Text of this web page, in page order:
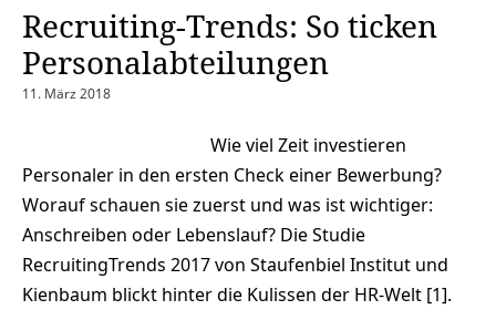
Recruiting-Trends: So ticken
Personalabteilungen
11. März 2018
Wie viel Zeit investieren
Personaler in den ersten Check einer Bewerbung?
Worauf schauen sie zuerst und was ist wichtiger:
Anschreiben oder Lebenslauf? Die Studie
RecruitingTrends 2017 von Staufenbiel Institut und
Kienbaum blickt hinter die Kulissen der HR-Welt [1].